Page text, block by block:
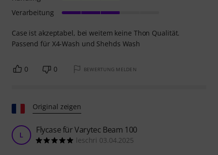
Case ist akzeptabel, bei weitem keine Thon Qualität.
Passend für X4-Wash und Shehds Wash
Verarbeitung
0 0 BEWERTUNG MELDEN
Original zeigen
L Flycase für Varytec Beam 100
leschri 03.04.2025